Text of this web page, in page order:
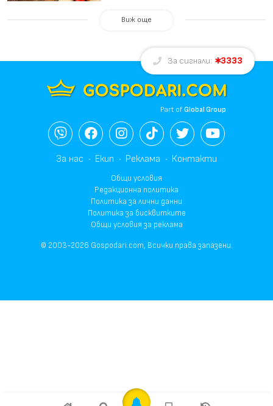
Виж още
За сигнали: 3333
Part ofGlobal Group
За нас Екип Реклама Контакти
Общи условия
Редакционна политика
Политика за лични данни
Политика за бисквитките
Общи условия за реклама
© 2003-2026 Gospodari.com, Всички права запазени.